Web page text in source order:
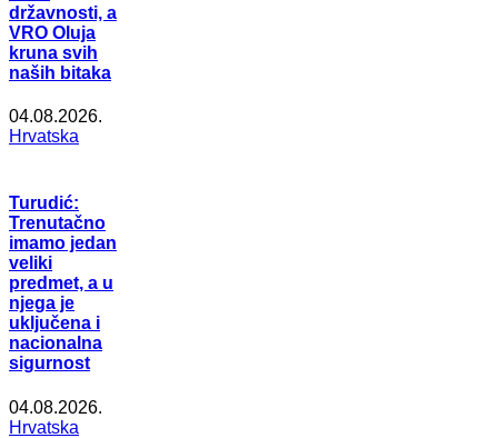
državnosti, a
VRO Oluja
kruna svih
naših bitaka
04.08.2026.
Hrvatska
Turudić:
Trenutačno
imamo jedan
veliki
predmet, a u
njega je
uključena i
nacionalna
sigurnost
04.08.2026.
Hrvatska